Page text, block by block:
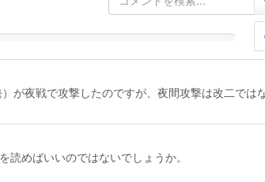
が夜戦で攻撃したのですが、夜間攻撃は改二では
めばいいのではないでしょうか。